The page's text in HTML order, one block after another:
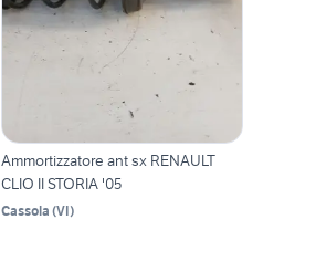
Ammortizzatore ant sx RENAULT
CLIO II STORIA '05
Cassola (VI)